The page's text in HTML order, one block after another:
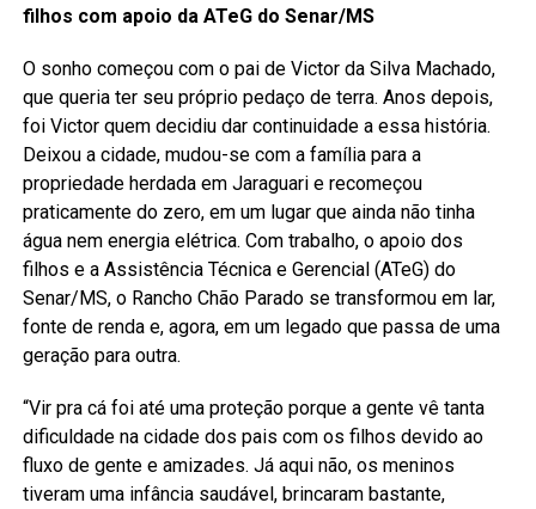
filhos com apoio da ATeG do Senar/MS
O sonho começou com o pai de Victor da Silva Machado,
que queria ter seu próprio pedaço de terra. Anos depois,
foi Victor quem decidiu dar continuidade a essa história.
Deixou a cidade, mudou-se com a família para a
propriedade herdada em Jaraguari e recomeçou
praticamente do zero, em um lugar que ainda não tinha
água nem energia elétrica. Com trabalho, o apoio dos
filhos e a Assistência Técnica e Gerencial (ATeG) do
Senar/MS, o Rancho Chão Parado se transformou em lar,
fonte de renda e, agora, em um legado que passa de uma
geração para outra.
“Vir pra cá foi até uma proteção porque a gente vê tanta
dificuldade na cidade dos pais com os filhos devido ao
fluxo de gente e amizades. Já aqui não, os meninos
tiveram uma infância saudável, brincaram bastante,